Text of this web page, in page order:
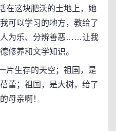
这块肥沃的土地上，她
可以学习的地方，教给了
人为乐、分辨善恶……让我
修养和文学知识。
生存的天空；祖国，是
蕾；祖国，是大树，给了
母亲啊！